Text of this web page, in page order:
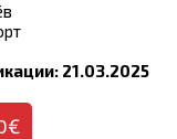
21.03.2025